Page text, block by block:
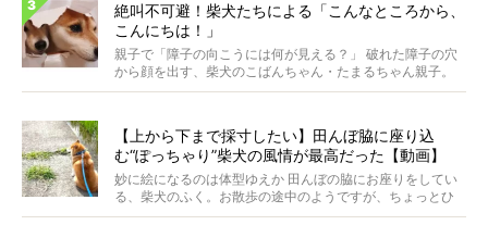
絶叫不可避！柴犬たちによる「こんなところから、
こんにちは！」
親子で「障子の向こうには何が見える？」 破れた障子の穴
から顔を出す、柴犬のこばんちゃん・たまるちゃん親子。
親子...
【上から下まで採寸したい】田んぼ脇に座り込
む“ぽっちゃり”柴犬の風情が最高だった【動画】
妙に絵になるのは体型ゆえか 田んぼの脇にお座りをしてい
る、柴犬のふく。お散歩の途中のようですが、ちょっとひ
と休...